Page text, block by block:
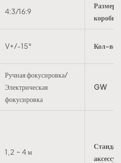
4:3/16:9
Размер
коробки
V+/-15° Кол-во
Ручная фокусировка/
Электрическая
фокусировка
GW
1,2 ~ 4 м